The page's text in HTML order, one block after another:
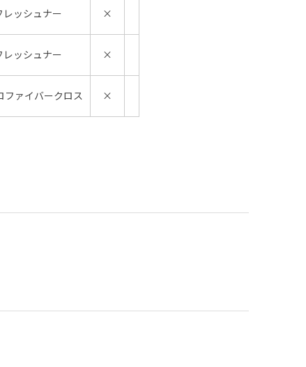
レッシュナー ×
レッシュナー ×
ファイバークロス ×